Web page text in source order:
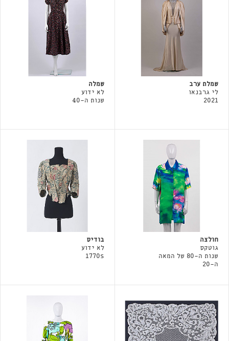
שמלת ערב
לי גרבנאו
2021
שמלה
לא ידוע
שנות ה-40
חולצה
גוטקס
שנות ה-80 של המאה
ה-20
בודיס
לא ידוע
1770s